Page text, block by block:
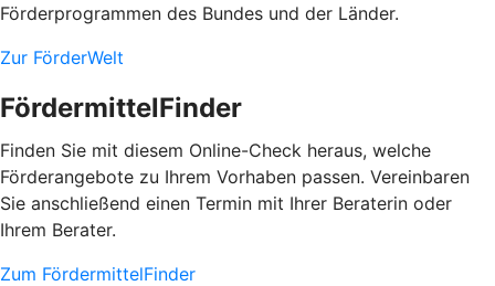
Förderprogrammen des Bundes und der Länder.
Zur FörderWelt
FördermittelFinder
Finden Sie mit diesem Online-Check heraus, welche
Förderangebote zu Ihrem Vorhaben passen. Vereinbaren
Sie anschließend einen Termin mit Ihrer Beraterin oder
Ihrem Berater.
Zum FördermittelFinder